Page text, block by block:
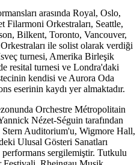
arasında Royal, Oslo,
Orkestraları, Seattle,
Bilkent, Toronto, Vancouver,
ile solist olarak verdiği
turnesi, Amerika Birleşik
resital turnesi ve Londra'daki
kendisi ve Aurora Oda
eserinin kaydı yer almaktadır.
Orchestre Métropolitain
Nézet-Séguin tarafından
Auditorium'u, Wigmore Hall,
Ulusal Gösteri Sanatları
sergilemiştir. Tutkulu